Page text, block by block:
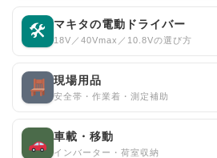
🛠 マキタの電動ドライバー
18V／40Vmax／10.8Vの選び方
現場用品
安全帯・作業着・測定補助
車載・移動
インバーター・荷室収納